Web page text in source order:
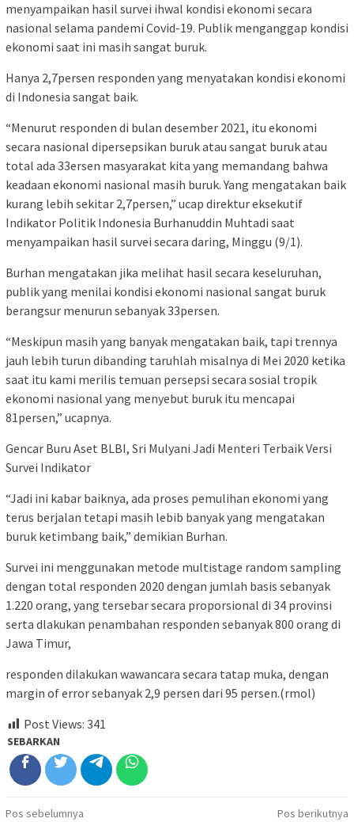
menyampaikan hasil survei ihwal kondisi ekonomi secara
nasional selama pandemi Covid-19. Publik menganggap kondisi
ekonomi saat ini masih sangat buruk.
Hanya 2,7persen responden yang menyatakan kondisi ekonomi
di Indonesia sangat baik.
“Menurut responden di bulan desember 2021, itu ekonomi
secara nasional dipersepsikan buruk atau sangat buruk atau
total ada 33ersen masyarakat kita yang memandang bahwa
keadaan ekonomi nasional masih buruk. Yang mengatakan baik
kurang lebih sekitar 2,7persen,” ucap direktur eksekutif
Indikator Politik Indonesia Burhanuddin Muhtadi saat
menyampaikan hasil survei secara daring, Minggu (9/1).
Burhan mengatakan jika melihat hasil secara keseluruhan,
publik yang menilai kondisi ekonomi nasional sangat buruk
berangsur menurun sebanyak 33persen.
“Meskipun masih yang banyak mengatakan baik, tapi trennya
jauh lebih turun dibanding taruhlah misalnya di Mei 2020 ketika
saat itu kami merilis temuan persepsi secara sosial tropik
ekonomi nasional yang menyebut buruk itu mencapai
81persen,” ucapnya.
Gencar Buru Aset BLBI, Sri Mulyani Jadi Menteri Terbaik Versi
Survei Indikator
“Jadi ini kabar baiknya, ada proses pemulihan ekonomi yang
terus berjalan tetapi masih lebib banyak yang mengatakan
buruk ketimbang baik,” demikian Burhan.
Survei ini menggunakan metode multistage random sampling
dengan total responden 2020 dengan jumlah basis sebanyak
1.220 orang, yang tersebar secara proporsional di 34 provinsi
serta dlakukan penambahan responden sebanyak 800 orang di
Jawa Timur,
responden dilakukan wawancara secara tatap muka, dengan
margin of error sebanyak 2,9 persen dari 95 persen.(rmol)
Post Views: 341
SEBARKAN
Navigasi
Pos sebelumnya
Pos berikutnya